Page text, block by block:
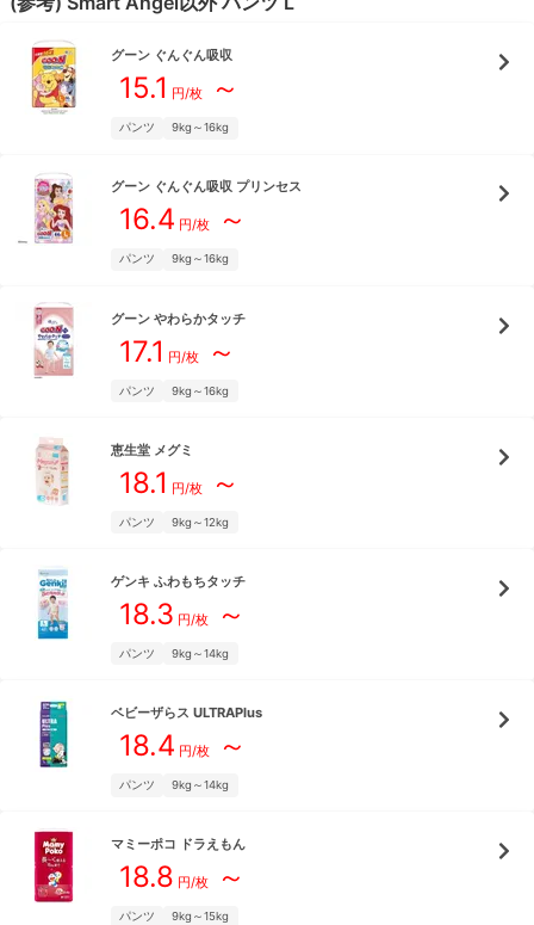
グーン ぐんぐん吸収
15.1 円/枚～
パンツ 9kg～16kg
グーン ぐんぐん吸収 プリンセス
16.4 円/枚～
パンツ 9kg～16kg
グーン やわらかタッチ
17.1 円/枚～
パンツ 9kg～16kg
恵生堂 メグミ
18.1 円/枚～
パンツ 9kg～12kg
ゲンキ ふわもちタッチ
18.3 円/枚～
パンツ 9kg～14kg
ベビーザらス ULTRAPlus
18.4 円/枚～
パンツ 9kg～14kg
マミーポコ ドラえもん
18.8 円/枚～
パンツ 9kg～15kg